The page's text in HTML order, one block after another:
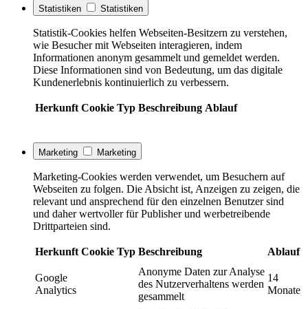
Statistiken Statistiken
Statistik-Cookies helfen Webseiten-Besitzern zu verstehen,
wie Besucher mit Webseiten interagieren, indem
Informationen anonym gesammelt und gemeldet werden.
Diese Informationen sind von Bedeutung, um das digitale
Kundenerlebnis kontinuierlich zu verbessern.
Herkunft Cookie Typ Beschreibung Ablauf
Marketing Marketing
Marketing-Cookies werden verwendet, um Besuchern auf
Webseiten zu folgen. Die Absicht ist, Anzeigen zu zeigen, die
relevant und ansprechend für den einzelnen Benutzer sind
und daher wertvoller für Publisher und werbetreibende
Drittparteien sind.
Herkunft Cookie Typ Beschreibung Ablauf
Google
Analytics
Anonyme Daten zur Analyse
des Nutzerverhaltens werden
gesammelt
14
Monate